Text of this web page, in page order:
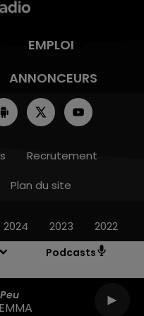
Podcasts
EMPLOI
ANNONCEURS
Recrutement
Plan du site
2024 2023 2022